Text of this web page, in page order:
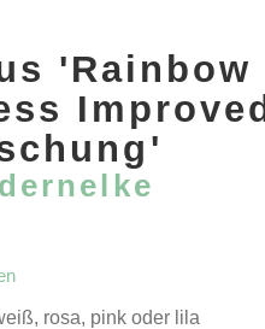
'Rainbow
Improved
rosa, pink oder lila